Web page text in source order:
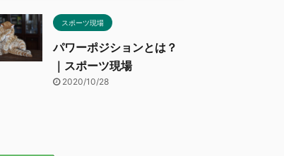
スポーツ現場
パワーポジションとは？
｜スポーツ現場
2020/10/28